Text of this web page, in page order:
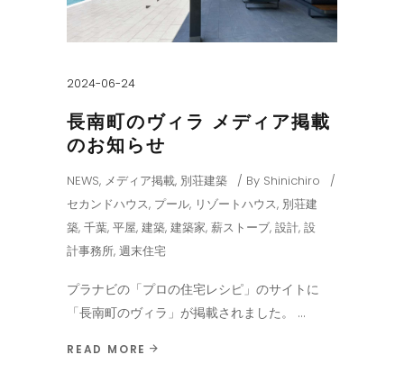
2024-06-24
長南町のヴィラ メディア掲載
のお知らせ
NEWS, メディア掲載, 別荘建築 By Shinichiro
セカンドハウス, プール, リゾートハウス, 別荘建
築, 千葉, 平屋, 建築, 建築家, 薪ストーブ, 設計, 設
計事務所, 週末住宅
プラナビの「プロの住宅レシピ」のサイトに
「長南町のヴィラ」が掲載されました。
READ MORE